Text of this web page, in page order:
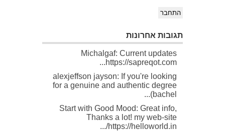
התחבר
תגובות אחרונות
Michalgaf: Current updates
https://sapreqot.com...
alexjeffson jayson: If you're looking
for a genuine and authentic degree
(bachel...
Start with Good Mood: Great info,
Thanks a lot! my web-site
https://helloworld.in/...